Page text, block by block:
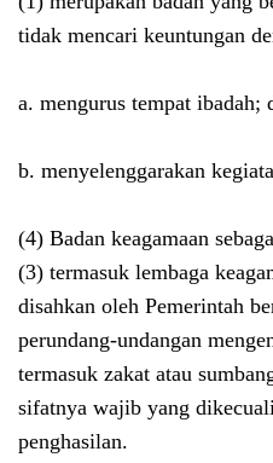
tidak mencari keuntungan
a. mengurus tempat ibadah;
b. menyelenggarakan
(4) Badan keagamaan
(3) termasuk lembaga
disahkan oleh Pemerintah
perundang-undangan
termasuk zakat atau
sifatnya wajib yang
penghasilan.